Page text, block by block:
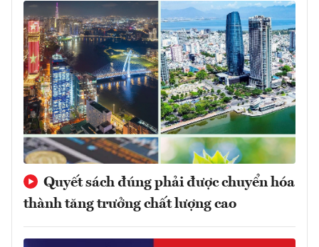
Quyết sách đúng phải được chuyển hóa
thành tăng trưởng chất lượng cao